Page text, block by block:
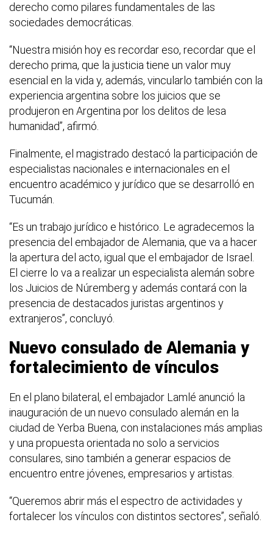
derecho como pilares fundamentales de las
sociedades democráticas.
“Nuestra misión hoy es recordar eso, recordar que el
derecho prima, que la justicia tiene un valor muy
esencial en la vida y, además, vincularlo también con la
experiencia argentina sobre los juicios que se
produjeron en Argentina por los delitos de lesa
humanidad”, afirmó.
Finalmente, el magistrado destacó la participación de
especialistas nacionales e internacionales en el
encuentro académico y jurídico que se desarrolló en
Tucumán.
“Es un trabajo jurídico e histórico. Le agradecemos la
presencia del embajador de Alemania, que va a hacer
la apertura del acto, igual que el embajador de Israel.
El cierre lo va a realizar un especialista alemán sobre
los Juicios de Núremberg y además contará con la
presencia de destacados juristas argentinos y
extranjeros”, concluyó.
Nuevo consulado de Alemania y
fortalecimiento de vínculos
En el plano bilateral, el embajador Lamlé anunció la
inauguración de un nuevo consulado alemán en la
ciudad de Yerba Buena, con instalaciones más amplias
y una propuesta orientada no solo a servicios
consulares, sino también a generar espacios de
encuentro entre jóvenes, empresarios y artistas.
“Queremos abrir más el espectro de actividades y
fortalecer los vínculos con distintos sectores”, señaló.